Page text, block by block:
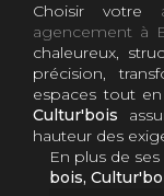
Choisir votre
agencement à
chaleureux,
précision,
espaces tout
Cultur'bois
hauteur des
En plus de ses
bois,